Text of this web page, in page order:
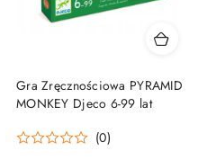
Gra Zręcznościowa PYRAMID
MONKEY Djeco 6-99 lat
(0)